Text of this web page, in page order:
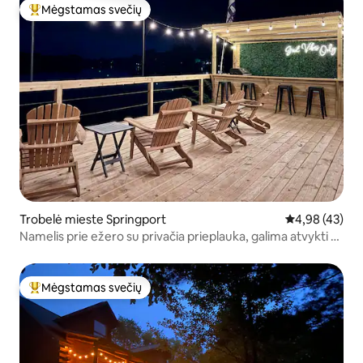
Svečių mėgstamiausias
Mėgstamas svečių
Trobelė mieste Springport Vidutinis
4,98 (43)
Namelis prie ežero su privačia prieplauka, galima atvykti su
Svečių mėgstamiausias
Mėgstamas svečių